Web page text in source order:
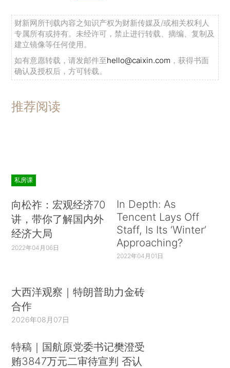
财新网所刊载内容之知识产权为财新传媒及/或相关权利人
专属所有或持有。未经许可，禁止进行转载、摘编、复制及
建立镜像等任何使用。
如有意愿转载，请发邮件至hello@caixin.com ，获得书面
确认及授权后，方可转载。
推荐阅读
私房课
向松祚：宏观经济70
讲，带你了解国内外
经济大局
2022年04月06日
In Depth: As
Tencent Lays Off
Staff, Is Its ‘Winter’
Approaching?
2022年04月01日
大西洋观察｜特朗普助力金砖
合作
2026年08月07日
特稿｜国航原党委书记樊澄受
贿3847万元二审待宣判 否认